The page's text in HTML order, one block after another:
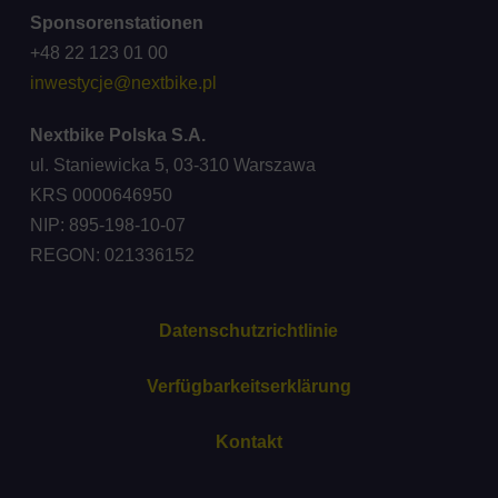
Sponsorenstationen
+48 22 123 01 00
inwestycje@nextbike.pl
Nextbike Polska S.A.
ul. Staniewicka 5, 03-310 Warszawa
KRS 0000646950
NIP: 895-198-10-07
REGON: 021336152
Datenschutzrichtlinie
Verfügbarkeitserklärung
Kontakt